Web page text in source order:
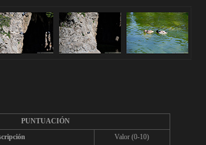
PUNTUACIÓN
Valor (0-10)